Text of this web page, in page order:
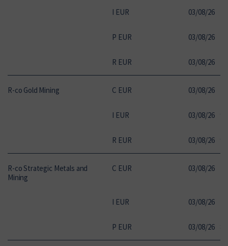
I EUR 03/08/26
P EUR 03/08/26
R EUR 03/08/26
R-co Gold Mining C EUR 03/08/26
I EUR 03/08/26
R EUR 03/08/26
R-co Strategic Metals and
Mining
C EUR 03/08/26
I EUR 03/08/26
P EUR 03/08/26